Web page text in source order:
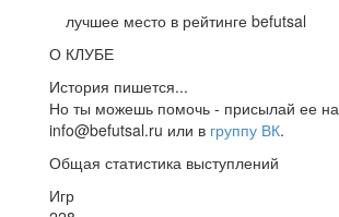
лучшее место в рейтинге befutsal
О КЛУБЕ
История пишется...
Но ты можешь помочь - присылай ее на
info@befutsal.ru или в группу ВК.
Общая статистика выступлений
Игр